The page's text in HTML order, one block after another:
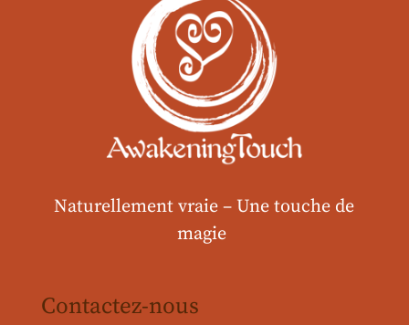
Naturellement vraie – Une touche de
magie
Contactez-nous